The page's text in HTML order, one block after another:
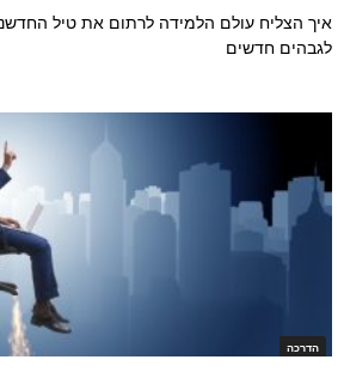
איך הצליח עולם הלמידה לרתום את טיל
לגבהים חדשים
הדרכה